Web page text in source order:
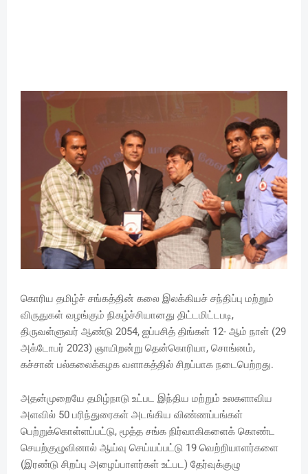
கொரிய தமிழ்ச் சங்கத்தின் கலை இலக்கியச் சந்திப்பு மற்றும்
விருதுகள் வழங்கும் நிகழ்ச்சியானது திட்டமிட்டபடி,
திருவள்ளுவர் ஆண்டு 2054, ஐப்பசித் திங்கள் 12- ஆம் நாள் (29
அக்டோபர் 2023) ஞாயிறன்று தென்கொரியா, சொங்னம்,
கச்சான் பல்கலைக்கழக வளாகத்தில் சிறப்பாக நடைபெற்றது.
அதன்முறையே தமிழ்நாடு உட்பட இந்திய மற்றும் உலகளாவிய
அளவில் 50 பரிந்துரைகள் அடங்கிய விண்ணப்பங்கள்
பெற்றுக்கொள்ளப்பட்டு, மூத்த சங்க நிர்வாகிகளைக் கொண்ட
செயற்குழுவினால் ஆய்வு செய்யப்பட்டு 19 வெற்றியாளர்களை
(இரண்டு சிறப்பு அழைப்பாளர்கள் உட்பட) தேர்வுக்குழு